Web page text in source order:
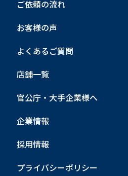
ご依頼の流れ
お客様の声
よくあるご質問
店舗一覧
官公庁・大手企業様へ
企業情報
採用情報
プライバシーポリシー